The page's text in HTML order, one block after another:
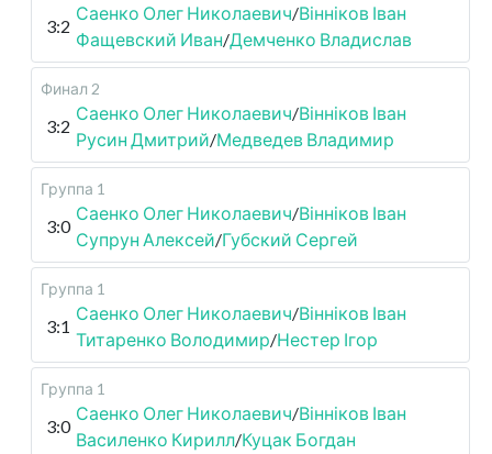
3:2
Саенко Олег Николаевич/Вінніков Іван
Фащевский Иван/Демченко Владислав
Финал 2
3:2
Саенко Олег Николаевич/Вінніков Іван
Русин Дмитрий/Медведев Владимир
Группа 1
3:0
Саенко Олег Николаевич/Вінніков Іван
Супрун Алексей/Губский Сергей
Группа 1
3:1
Саенко Олег Николаевич/Вінніков Іван
Титаренко Володимир/Нестер Ігор
Группа 1
3:0
Саенко Олег Николаевич/Вінніков Іван
Василенко Кирилл/Куцак Богдан